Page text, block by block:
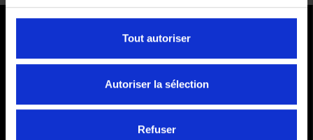
Tout autoriser
Autoriser la sélection
Refuser
PAIEMENTS SÉCURISÉS